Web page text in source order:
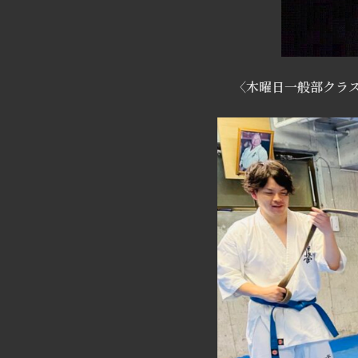
〈木曜日一般部クラ